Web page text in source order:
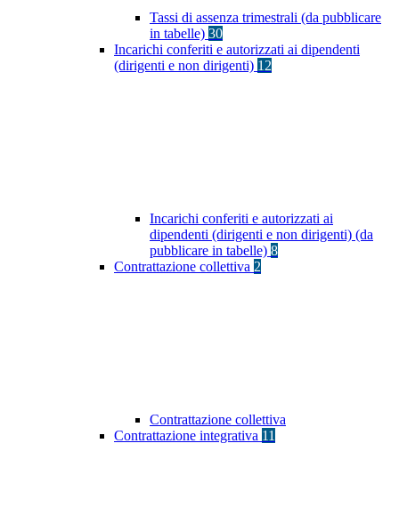
Tassi di assenza trimestrali (da pubblicare
in tabelle) 30
Incarichi conferiti e autorizzati ai dipendenti
(dirigenti e non dirigenti) 12
Incarichi conferiti e autorizzati ai
dipendenti (dirigenti e non dirigenti) (da
pubblicare in tabelle) 8
Contrattazione collettiva 2
Contrattazione collettiva
Contrattazione integrativa 11